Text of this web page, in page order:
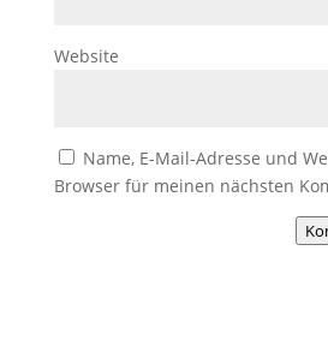
Website
Name, E-Mail-Adresse und
Browser für meinen nächsten